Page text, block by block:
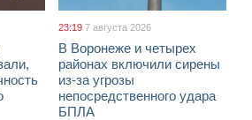
23:19 7 августа 2026
В Воронеже и четырех
районах включили сирены
из-за угрозы
непосредственного удара
БПЛА